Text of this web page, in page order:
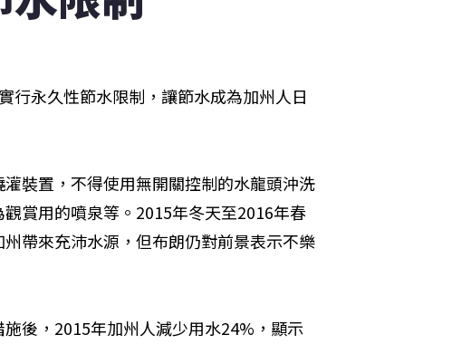
行永久性節水限制，讓節水成為加州人日
裝置，不得使用無開關控制的水龍頭沖洗
賞用的噴泉等。2015年冬天至2016年春
帶來充沛水源，但布朗仍對前景表示不樂
後，2015年加州人減少用水24%，顯示